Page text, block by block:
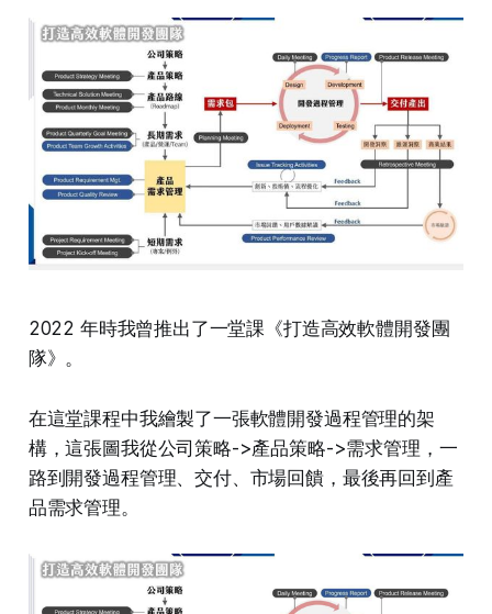
2022 年時我曾推出了一堂課《打造高效軟體開發團
隊》。
在這堂課程中我繪製了一張軟體開發過程管理的架
構，這張圖我從公司策略->產品策略->需求管理，一
路到開發過程管理、交付、市場回饋，最後再回到產
品需求管理。